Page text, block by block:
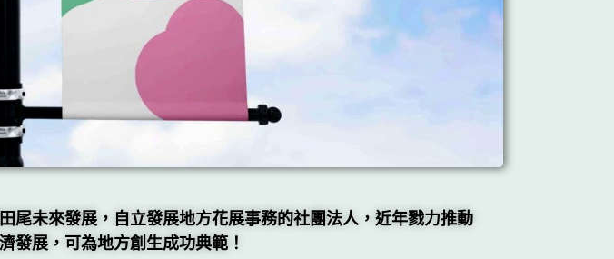
尾未來發展，自立發展地方花展事務的社團法人，近年戮力推動
發展，可為地方創生成功典範！